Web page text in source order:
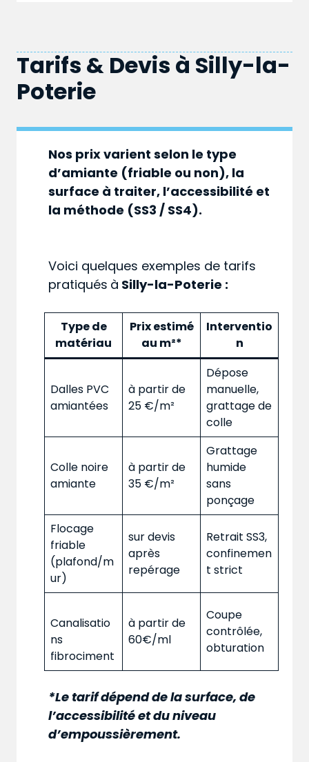
Tarifs & Devis à Silly-la-
Poterie
Nos prix varient selon le type
d’amiante (friable ou non), la
surface à traiter, l’accessibilité et
la méthode (SS3 / SS4).
Voici quelques exemples de tarifs
pratiqués à Silly-la-Poterie :
Type de
matériau
Prix estimé
au m²*
Interventio
n
Dalles PVC
amiantées
à partir de
25 €/m²
Dépose
manuelle,
grattage de
colle
Colle noire
amiante
à partir de
35 €/m²
Grattage
humide
sans
ponçage
Flocage
friable
(plafond/m
ur)
sur devis
après
repérage
Retrait SS3,
confinemen
t strict
Canalisatio
ns
fibrociment
à partir de
60€/ml
Coupe
contrôlée,
obturation
*Le tarif dépend de la surface, de
l’accessibilité et du niveau
d’empoussièrement.